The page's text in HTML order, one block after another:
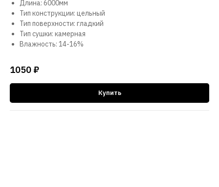
Длина: 6000мм
Тип конструкции: цельный
Тип поверхности: гладкий
Тип сушки: камерная
Влажность: 14-16%
1050 ₽
Купить